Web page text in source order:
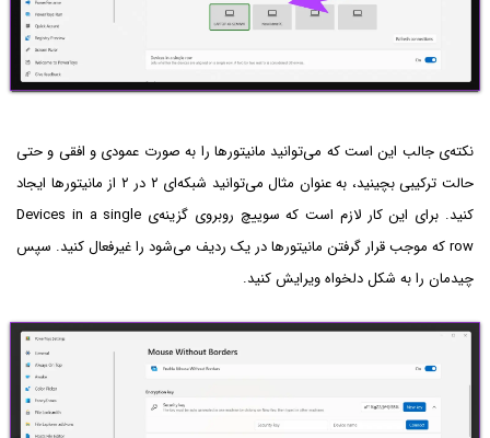
نکته‌ی جالب این است که می‌توانید مانیتورها را به صورت عمودی و افقی و حتی
حالت ترکیبی بچینید، به عنوان مثال می‌توانید شبکه‌ای ۲ در ۲ از مانیتورها ایجاد
کنید. برای این کار لازم است که سوییچ روبروی گزینه‌ی Devices in a single
row که موجب قرار گرفتن مانیتورها در یک ردیف می‌شود را غیرفعال کنید. سپس
چیدمان را به شکل دلخواه ویرایش کنید.